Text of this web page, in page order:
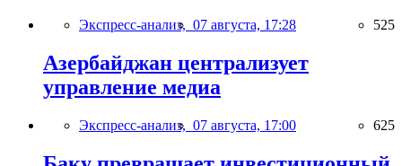
Экспресс-анализ, 07 августа, 17:28 525
Азербайджан централизует
управление медиа
Экспресс-анализ, 07 августа, 17:00 625